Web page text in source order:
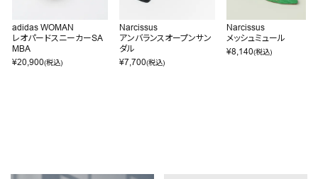
adidas WOMAN
レオパードスニーカーSA
MBA
¥20,900(税込)
Narcissus
アンバランスオープンサン
ダル
¥7,700(税込)
Narcissus
メッシュミュール
¥8,140(税込)